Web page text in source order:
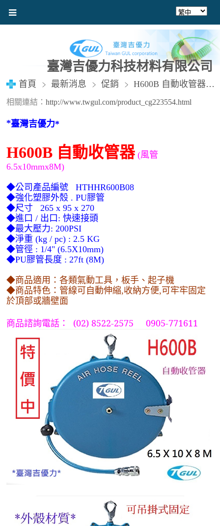
臺灣吉優力科技材料有限公司
首頁 最新消息 促銷 H600B 自動收管器 (風管6.5x10mmx8M)
相關連結： http://www.twgul.com/product_cg223554.html
*臺灣吉優力*
H600B 自動收管器 (風管
6.5x10mmx8M)
◆公司產品編號 HTHHR600B08
◆強化塑膠外殼 . PU膠管
◆尺寸 265 x 95 x 270
◆進口 / 出口: 快速接頭
◆最大壓力: 200PSI
◆淨重 (kg / pc) : 2.5 KG
◆管徑 : 1/4" (6.5X10mm)
◆PU膠管長度 : 27ft (8M)
◆商品適用：各類氣動工具，板手、起子機
◆商品特色：管線可自動伸縮,收納方便,可牢牢固定
於頂部或牆壁面
商品諮詢電話： (02) 8522-2575 0905-771611